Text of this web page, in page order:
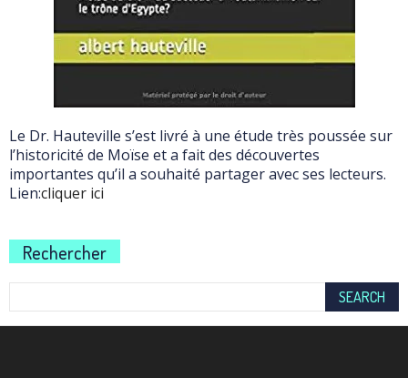
Le Dr. Hauteville s’est livré à une étude très poussée sur
l’historicité de Moïse et a fait des découvertes
importantes qu’il a souhaité partager avec ses lecteurs.
Lien:cliquer ici
Rechercher